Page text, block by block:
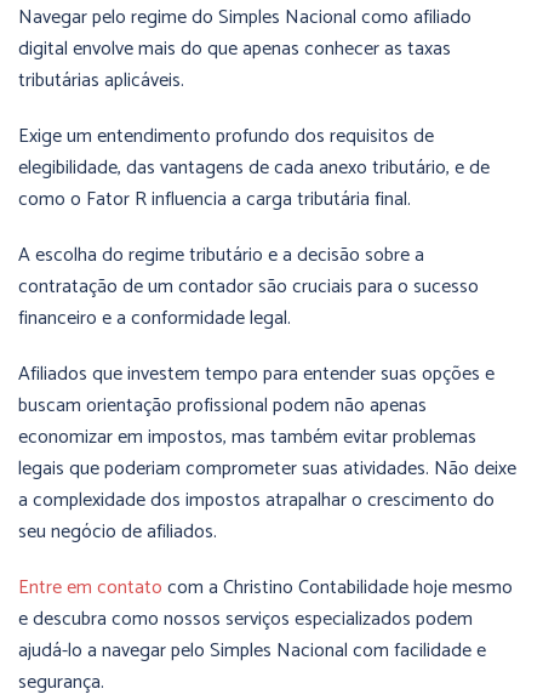
Navegar pelo regime do Simples Nacional como afiliado
digital envolve mais do que apenas conhecer as taxas
tributárias aplicáveis.
Exige um entendimento profundo dos requisitos de
elegibilidade, das vantagens de cada anexo tributário, e de
como o Fator R influencia a carga tributária final.
A escolha do regime tributário e a decisão sobre a
contratação de um contador são cruciais para o sucesso
financeiro e a conformidade legal.
Afiliados que investem tempo para entender suas opções e
buscam orientação profissional podem não apenas
economizar em impostos, mas também evitar problemas
legais que poderiam comprometer suas atividades. Não deixe
a complexidade dos impostos atrapalhar o crescimento do
seu negócio de afiliados.
Entre em contatocom a Christino Contabilidade hoje mesmo
e descubra como nossos serviços especializados podem
ajudá-lo a navegar pelo Simples Nacional com facilidade e
segurança.